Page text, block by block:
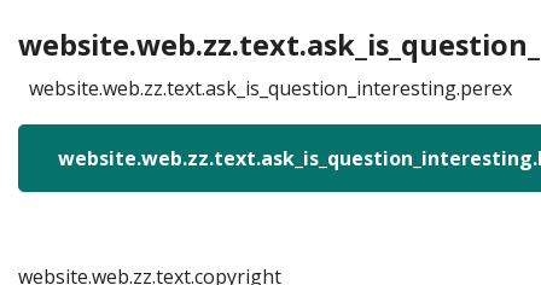
website.web.zz.text.ask_is_question_interesting.perex
website.web.zz.text.copyright